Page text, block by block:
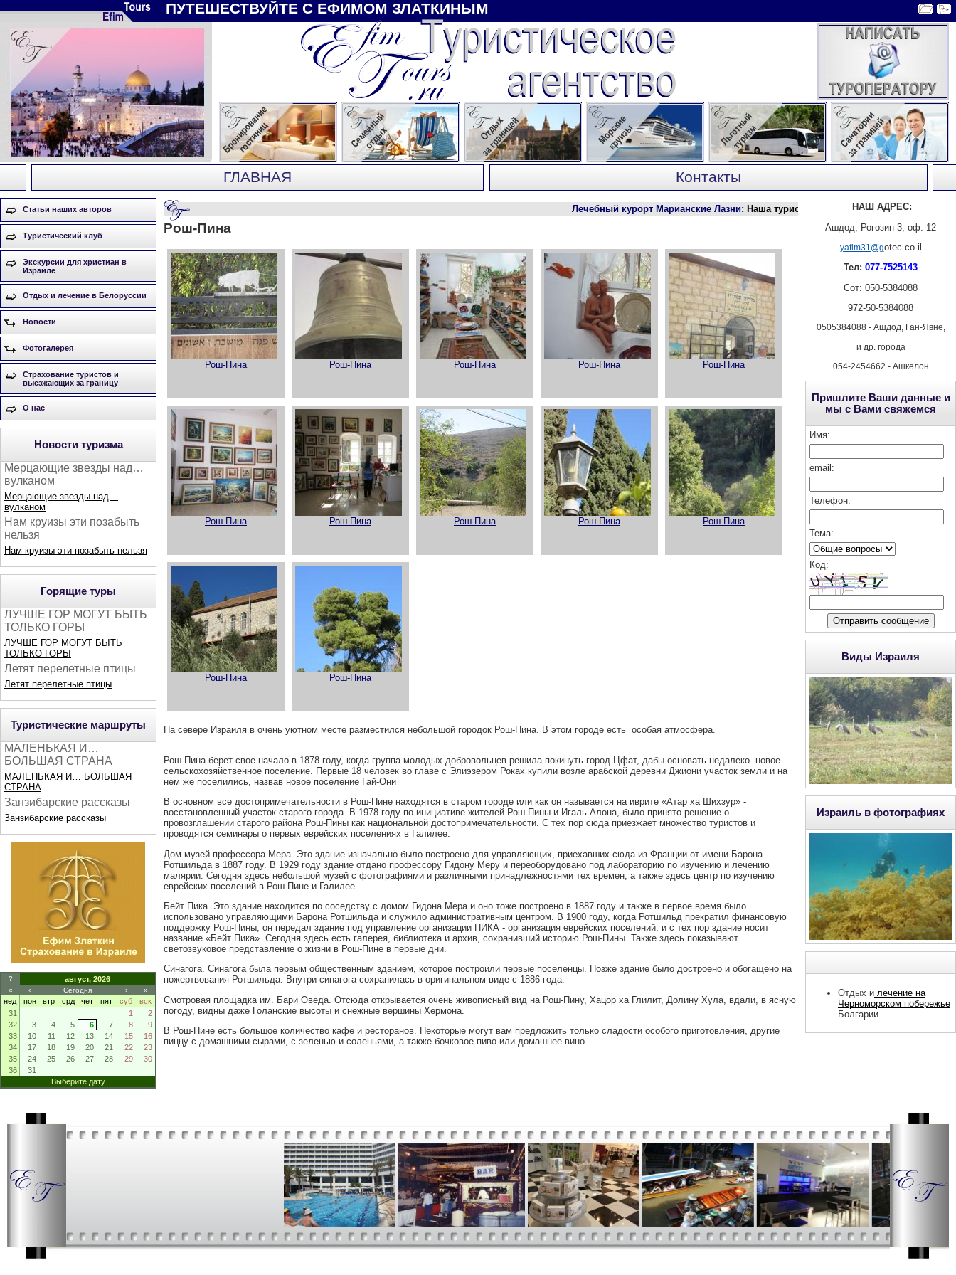
ПУТЕШЕСТВУЙТЕ С ЕФИМОМ ЗЛАТКИНЫМ
ГЛАВНАЯ Контакты
Статьи наших авторов
Туристический клуб
Экскурсии для христиан в
Израиле
Отдых и лечение в Белоруссии
Новости
Фотогалерея
Страхование туристов и
выезжающих за границу
О нас
Новости туризма
Мерцающие звезды над…
вулканом
Мерцающие звезды над…
вулканом
Нам круизы эти позабыть
нельзя
Нам круизы эти позабыть нельзя
Горящие туры
ЛУЧШЕ ГОР МОГУТ БЫТЬ
ТОЛЬКО ГОРЫ
ЛУЧШЕ ГОР МОГУТ БЫТЬ
ТОЛЬКО ГОРЫ
Летят перелетные птицы
Летят перелетные птицы
Туристические маршруты
МАЛЕНЬКАЯ И…
БОЛЬШАЯ СТРАНА
МАЛЕНЬКАЯ И… БОЛЬШАЯ
СТРАНА
Занзибарские рассказы
Занзибарские рассказы
? август, 2026
« ‹ Сегодня › »
нед пон втр срд чет пят суб
вск
31
1
2
32
3 4 5 6 7 8
9
33
10 11 12 13 14 15
16
34
17 18 19 20 21 22
23
35
24 25 26 27 28 29
30
36
31
Выберите дату
Лечебный курорт Марианские Лазни:Наша туристическая фирма заключила
Рош-Пина
Рош-Пина Рош-Пина Рош-Пина Рош-Пина Рош-Пина
Рош-Пина Рош-Пина Рош-Пина Рош-Пина Рош-Пина
Рош-Пина Рош-Пина
На севере Израиля в очень уютном месте разместился небольшой городок Рош-Пина. В этом городе есть особая атмосфера.
Рош-Пина берет свое начало в 1878 году, когда группа молодых добровольцев решила покинуть город Цфат, дабы основать недалеко новое
сельскохозяйственное поселение. Первые 18 человек во главе с Элиэзером Роках купили возле арабской деревни Джиони участок земли и на
нем же поселились, назвав новое поселение Гай-Они
В основном все достопримечательности в Рош-Пине находятся в старом городе или как он называется на иврите «Атар ха Шихзур» -
восстановленный участок старого города. В 1978 году по инициативе жителей Рош-Пины и Игаль Алона, было принято решение о
провозглашении старого района Рош-Пины как национальной достопримечательности. С тех пор сюда приезжает множество туристов и
проводятся семинары о первых еврейских поселениях в Галилее.
Дом музей профессора Мера. Это здание изначально было построено для управляющих, приехавших сюда из Франции от имени Барона
Ротшильда в 1887 году. В 1929 году здание отдано профессору Гидону Меру и переоборудовано под лабораторию по изучению и лечению
малярии. Сегодня здесь небольшой музей с фотографиями и различными принадлежностями тех времен, а также здесь центр по изучению
еврейских поселений в Рош-Пине и Галилее.
Бейт Пика. Это здание находится по соседству с домом Гидона Мера и оно тоже построено в 1887 году и также в первое время было
использовано управляющими Барона Ротшильда и служило административным центром. В 1900 году, когда Ротшильд прекратил финансовую
поддержку Рош-Пины, он передал здание под управление организации ПИКА - организация еврейских поселений, и с тех пор здание носит
название «Бейт Пика». Сегодня здесь есть галерея, библиотека и архив, сохранивший историю Рош-Пины. Также здесь показывают
светозвуковое представление о жизни в Рош-Пине в первые дни.
Синагога. Синагога была первым общественным зданием, которое построили первые поселенцы. Позже здание было достроено и обогащено на
пожертвования Ротшильда. Внутри синагога сохранилась в оригинальном виде с 1886 года.
Смотровая площадка им. Бари Оведа. Отсюда открывается очень живописный вид на Рош-Пину, Хацор ха Глилит, Долину Хула, вдали, в ясную
погоду, видны даже Голанские высоты и снежные вершины Хермона.
В Рош-Пине есть большое количество кафе и ресторанов. Некоторые могут вам предложить только сладости особого приготовления, другие
пиццу с домашними сырами, с зеленью и соленьями, а также бочковое пиво или домашнее вино.
НАШ АДРЕС:
Ашдод, Рогозин 3, оф. 12
yafim31@gotec.co.il
Тел: 077-7525143
Сот: 050-5384088
972-50-5384088
0505384088 - Ашдод, Ган-Явне,
и др. города
054-2454662 - Ашкелон
Пришлите Ваши данные и
мы с Вами свяжемся
Имя:
email:
Телефон:
Тема:
Код:
Виды Израиля
Израиль в фотографиях
Отдых и лечение на
Черноморском побережье
Болгарии